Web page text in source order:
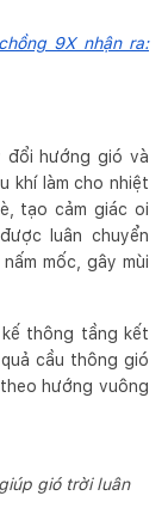
9X nhận ra:
đổi hướng gió và
khí làm cho nhiệt
tạo cảm giác oi
luân chuyển
mốc, gây mùi
thông tầng kết
cầu thông gió
hướng vuông
gió trời luân